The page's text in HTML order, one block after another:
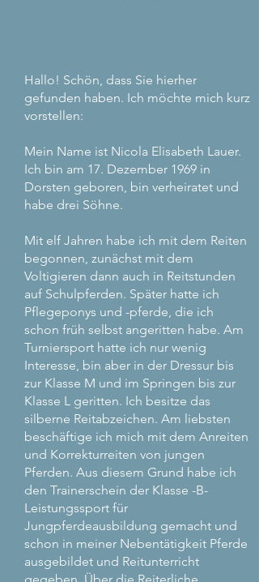
Hallo! Schön, dass Sie hierher
gefunden haben. Ich möchte mich kurz
vorstellen:
Mein Name ist Nicola Elisabeth Lauer.
Ich bin am 17. Dezember 1969 in
Dorsten geboren, bin verheiratet und
habe drei Söhne.
Mit elf Jahren habe ich mit dem Reiten
begonnen, zunächst mit dem
Voltigieren dann auch in Reitstunden
auf Schulpferden. Später hatte ich
Pflegeponys und -pferde, die ich
schon früh selbst angeritten habe. Am
Turniersport hatte ich nur wenig
Interesse, bin aber in der Dressur bis
zur Klasse M und im Springen bis zur
Klasse L geritten. Ich besitze das
silberne Reitabzeichen. Am liebsten
beschäftige ich mich mit dem Anreiten
und Korrekturreiten von jungen
Pferden. Aus diesem Grund habe ich
den Trainerschein der Klasse -B-
Leistungssport für
Jungpferdeausbildung gemacht und
schon in meiner Nebentätigkeit Pferde
ausgebildet und Reitunterricht